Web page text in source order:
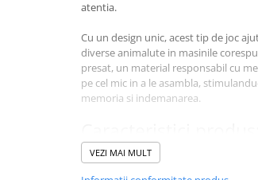
atentia.
Cu un design unic, acest tip de joc
diverse animalute in masinile
presat, un material responsabil cu
pe cel mic in a le asambla,
memoria si indemanarea.
Materiale: carton presat
VEZI MAI MULT